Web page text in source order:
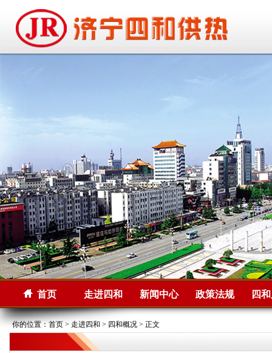
首页 走进四和 新闻中心 政策法规 四
你的位置： 首页 > 走进四和 > 四和概况 > 正文